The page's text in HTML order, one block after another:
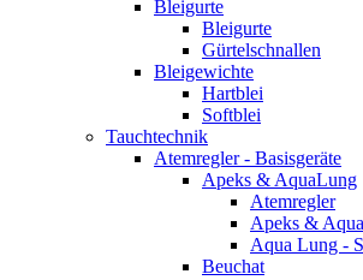
Bleigurte
Bleigurte
Gürtelschnallen
Bleigewichte
Hartblei
Softblei
Tauchtechnik
Atemregler - Basisgeräte
Apeks & AquaLung
Atemregler
Apeks &
Aqua Lung -
Beuchat